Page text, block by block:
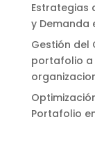
Estrategias
y Demanda
Gestión del
portafolio a
Portafolio